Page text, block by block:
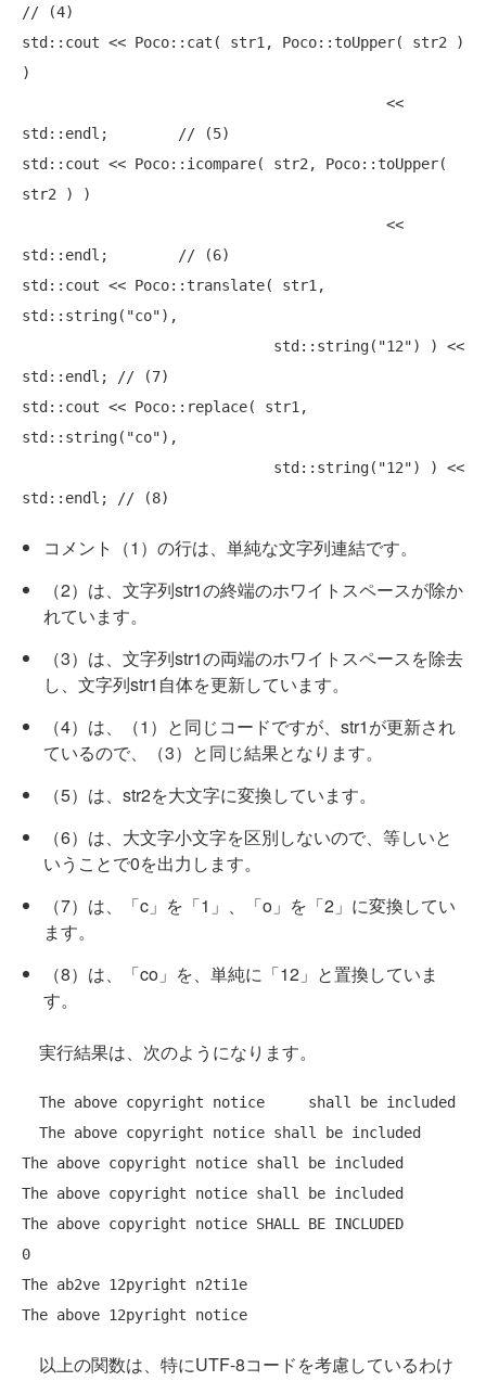
// (4)
std::cout << Poco::cat( str1, Poco::toUpper( str2 )
)
std::endl;
// (5)
std::cout << Poco::icompare( str2, Poco::toUpper(
str2 ) )
std::endl;
// (6)
std::cout << Poco::translate( str1,
std::string( "co"),
                             std::string(
"12") ) <<
std::endl;
// (7)
std::cout << Poco::replace( str1,
std::string( "co"),
                             std::string(
"12") ) <<
std::endl;
// (8)
コメント（1）の行は、単純な文字列連結です。
（2）は、文字列str1の終端のホワイトスペースが除か
れています。
（3）は、文字列str1の両端のホワイトスペースを除去
し、文字列str1自体を更新しています。
（4）は、（1）と同じコードですが、str1が更新され
ているので、（3）と同じ結果となります。
（5）は、str2を大文字に変換しています。
（6）は、大文字小文字を区別しないので、等しいと
いうことで0を出力します。
（7）は、「c」を「1」、「o」を「2」に変換してい
ます。
（8）は、「co」を、単純に「12」と置換していま
す。
実行結果は、次のようになります。
  The above copyright notice     shall be included
The above copyright notice shall be included
The above copyright notice shall be included
The above copyright notice SHALL BE INCLUDED
0
The ab2ve 12pyright n2ti1e
以上の関数は、特にUTF-8コードを考慮しているわけ